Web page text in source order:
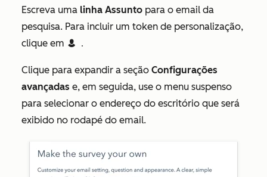
Escreva uma linha Assunto para o email da
pesquisa. Para incluir um token de personalização,
clique em contacts .
Clique para expandir a seção Configurações
avançadas e, em seguida, use o menu suspenso
para selecionar o endereço do escritório que será
exibido no rodapé do email.